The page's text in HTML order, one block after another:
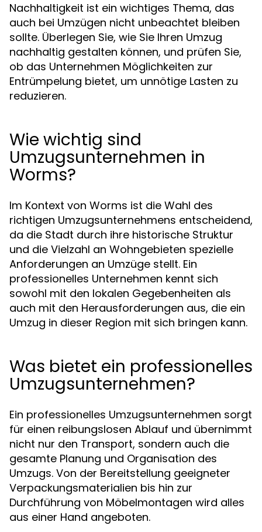
Nachhaltigkeit ist ein wichtiges Thema, das
auch bei Umzügen nicht unbeachtet bleiben
sollte. Überlegen Sie, wie Sie Ihren Umzug
nachhaltig gestalten können, und prüfen Sie,
ob das Unternehmen Möglichkeiten zur
Entrümpelung bietet, um unnötige Lasten zu
reduzieren.
Wie wichtig sind
Umzugsunternehmen in
Worms?
Im Kontext von Worms ist die Wahl des
richtigen Umzugsunternehmens entscheidend,
da die Stadt durch ihre historische Struktur
und die Vielzahl an Wohngebieten spezielle
Anforderungen an Umzüge stellt. Ein
professionelles Unternehmen kennt sich
sowohl mit den lokalen Gegebenheiten als
auch mit den Herausforderungen aus, die ein
Umzug in dieser Region mit sich bringen kann.
Was bietet ein professionelles
Umzugsunternehmen?
Ein professionelles Umzugsunternehmen sorgt
für einen reibungslosen Ablauf und übernimmt
nicht nur den Transport, sondern auch die
gesamte Planung und Organisation des
Umzugs. Von der Bereitstellung geeigneter
Verpackungsmaterialien bis hin zur
Durchführung von Möbelmontagen wird alles
aus einer Hand angeboten.